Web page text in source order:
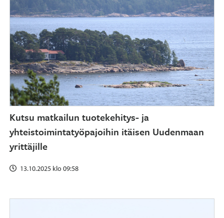
Kutsu matkailun tuotekehitys- ja
yhteistoimintatyöpajoihin itäisen Uudenmaan
yrittäjille
13.10.2025 klo 09:58